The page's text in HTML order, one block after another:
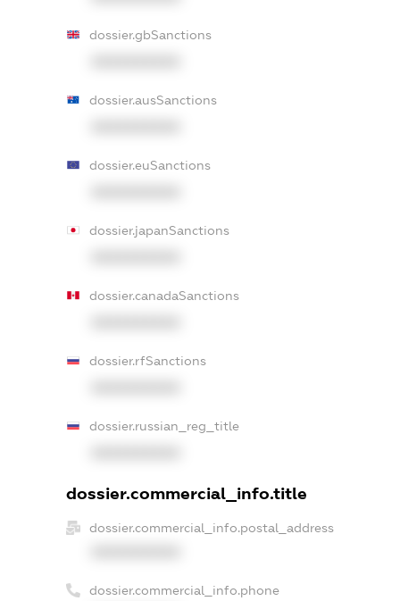
dossier.gbSanctions
dossier.ausSanctions
dossier.euSanctions
dossier.japanSanctions
dossier.canadaSanctions
dossier.rfSanctions
dossier.russian_reg_title
dossier.commercial_info.title
dossier.commercial_info.postal_address
dossier.commercial_info.phone